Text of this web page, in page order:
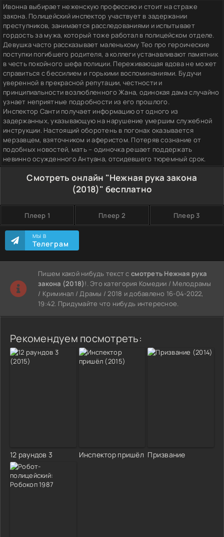
Ивонна выбирает неженскую профессию и стоит на страже
закона. Полицейский инспектор участвует в задержании
преступников, занимается расследованиями и испытывает
гордость за мужа, который тоже работал в полицейском отделе.
Девушка часто рассказывает маленькому Тео про героические
поступки погибшего родителя, а коллеги устанавливают памятник
в честь покойного шефа полиции. Переживающая вдова не может
справиться с бессилием и горькими воспоминаниями. Будучи
уверенной в прекрасной репутации, честности и
принципиальности возлюбленного Жана, одинокая дама случайно
узнает неприятные подробности из его прошлого.
Инспектор Санти получает информацию от одного из
задержанных, указывающую на нарушение умершим служебной
инструкции. Настоящий оборотень в погонах оказывается
мерзавцем, взяточником и аферистом. Потеряв сознание от
подобных новостей, мать – одиночка решает поддержать
невинно осужденного Антуана, отсидевшего тюремный срок.
Смотреть онлайн "Нежная рука закона
(2018)" бесплатно
Плеер 1 Плеер 2 Плеер 3
МЫ В
Телеграм
Пишем какой нибудь текст ссмотреть Нежная рука
закона (2018)!. Это категория Комедии / Мелодрамы
/ Криминал / Драмы / 2018 и добавлено 16-04-2022,
19:42. Придумайте что нибудь интересное.
Рекомендуем посмотреть:
12 раундов 3 Инспектор пришёл Призвание